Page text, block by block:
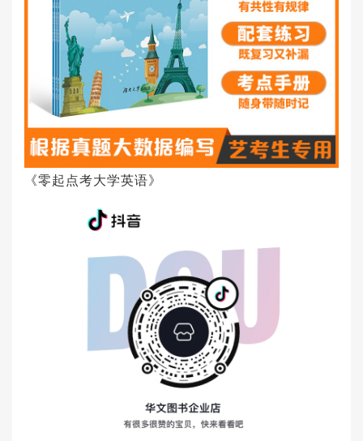
《零起点考大学英语》